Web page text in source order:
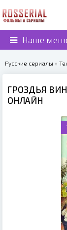
Наше
Русские сериалы »
ГРОЗДЬЯ
ОНЛАЙН